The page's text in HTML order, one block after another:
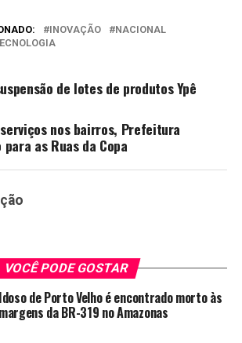
INOVAÇÃO
NACIONAL
de lotes de produtos Ypê
nos bairros, Prefeitura
as Ruas da Copa
VOCÊ PODE GOSTAR
Idoso de Porto Velho é encontrado morto às
margens da BR-319 no Amazonas